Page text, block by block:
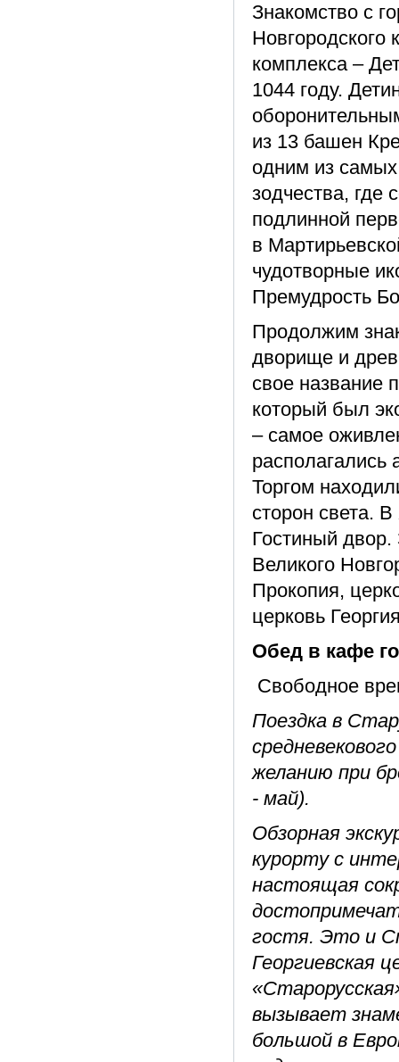
Знакомство с
Новгородского
комплекса –
1044 году.
из 13 башен
одним из
зодчества, где
подлинной
в
чудотворные
Премудрость
Продолжим
дворище и
свое название
который был
– самое
располагались
Торгом
сторон света.
Гостиный двор.
Великого
Прокопия,
церковь
Обед в кафе
Свободное
Поездка в
желанию при
- май).
Обзорная
курорту с
настоящая
гостя. Это и
Георгиевская
вызывает
большой в